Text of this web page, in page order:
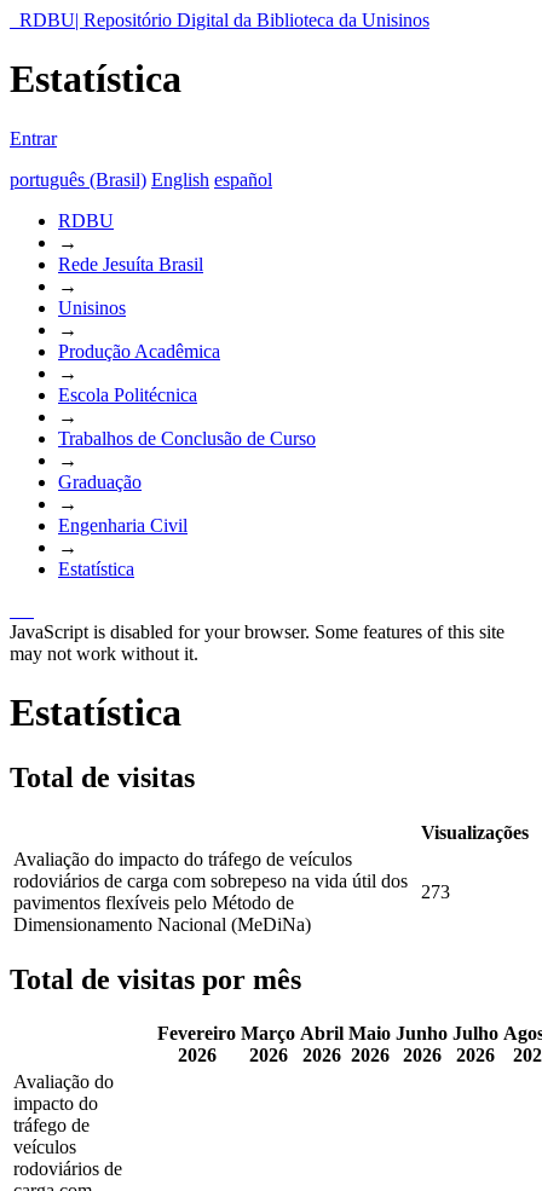
RDBU| Repositório Digital da Biblioteca da Unisinos
Estatística
Entrar
português (Brasil) English español
RDBU
→
Rede Jesuíta Brasil
→
Unisinos
→
Produção Acadêmica
→
Escola Politécnica
→
Trabalhos de Conclusão de Curso
→
Graduação
→
Engenharia Civil
→
Estatística
JavaScript is disabled for your browser. Some features of this site
may not work without it.
Estatística
Total de visitas
Visualizações
Avaliação do impacto do tráfego de veículos
rodoviários de carga com sobrepeso na vida útil dos
pavimentos flexíveis pelo Método de
Dimensionamento Nacional (MeDiNa)
273
Total de visitas por mês
Fevereiro
2026
Março
2026
Abril
2026
Maio
2026
Junho
2026
Julho
2026
Avaliação do
impacto do
tráfego de
veículos
rodoviários de